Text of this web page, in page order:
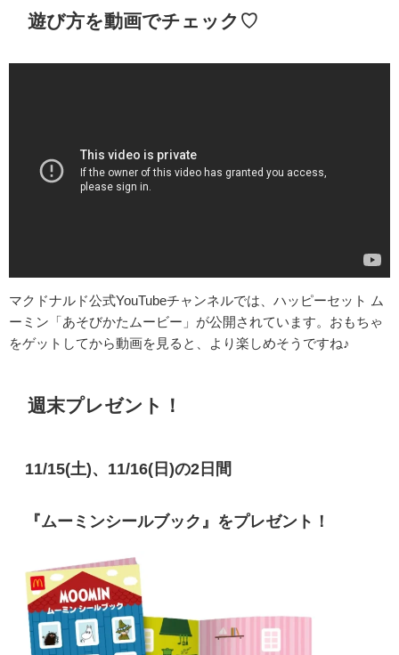
遊び方を動画でチェック♡
マクドナルド公式YouTubeチャンネルでは、 ハッピーセット ム
ーミン「あそびかたムービー」が公開されています。おもちゃ
をゲットしてから動画を見ると、より楽しめそうですね♪
週末プレゼント！
11/15(土)、11/16(日)の2日間
『ムーミンシールブック』をプレゼント！